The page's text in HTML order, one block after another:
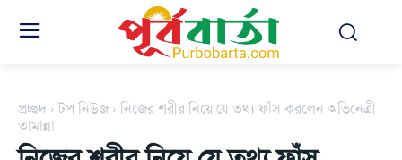
প্রচ্ছদ টপ নিউজ
নিজের শরীর নিয়ে যে তথ্য ফাঁস করলেন অভিনেত্রী
তামান্না